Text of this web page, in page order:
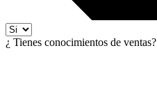
¿ Tienes conocimientos de ventas?